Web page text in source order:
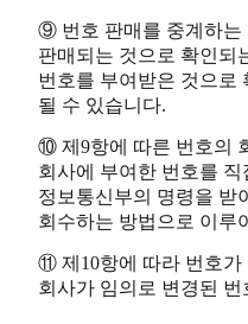
⑨ 번호 판매를 중계하는
판매되는 것으로 확인되
번호를 부여받은 것으로
될 수 있습니다.
⑩ 제9항에 따른 번호의
회사에 부여한 번호를
정보통신부의 명령을 받
회수하는 방법으로 이루
⑪ 제10항에 따라 번호가
회사가 임의로 변경된